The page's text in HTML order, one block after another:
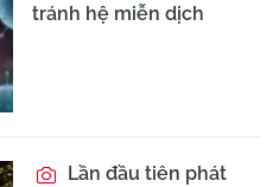
tránh hệ miễn dịch
Lần đầu tiên phát